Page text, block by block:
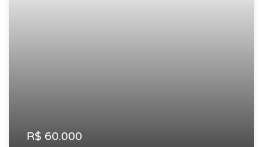
R$ 60.000